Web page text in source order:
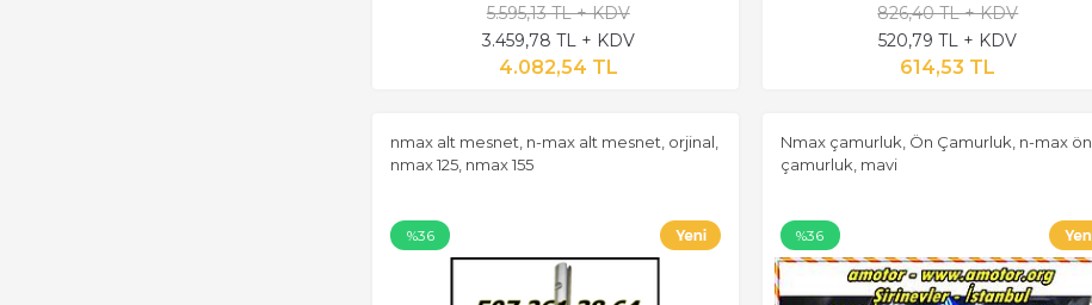
5.595,13 TL + KDV
3.459,78 TL + KDV
4.082,54 TL
826,40 TL + KDV
520,79 TL + KDV
614,53 TL
nmax alt mesnet, n-max alt mesnet, orjinal,
nmax 125, nmax 155
%36
Nmax çamurluk, Ön Çamurluk, n-max ön
çamurluk, mavi
%36